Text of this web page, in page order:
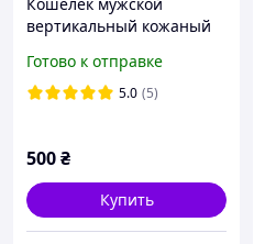
вертикальный кожаный
бумажник из
натуральной кожи
Готово к отправке
5.0 (5)
500₴
Купить